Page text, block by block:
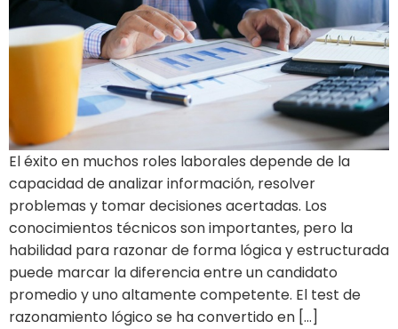
El éxito en muchos roles laborales depende de la
capacidad de analizar información, resolver
problemas y tomar decisiones acertadas. Los
conocimientos técnicos son importantes, pero la
habilidad para razonar de forma lógica y estructurada
puede marcar la diferencia entre un candidato
promedio y uno altamente competente. El test de
razonamiento lógico se ha convertido en […]